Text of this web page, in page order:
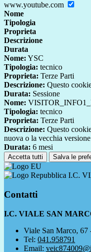
www.youtube.com
Nome
Tipologia
Proprieta
Descrizione
Durata
Nome: YSC
Tipologia: tecnico
Proprieta: Terze Parti
Descrizione: Questo
Durata: Sessione
Nome:
Tipologia: tecnico
Proprieta: Terze Parti
Descrizione: Questo
nuova o la vecchia
Durata: 6 mesi
Accetta tutti Salva le
I.C.
Contatti
I.C. VIALE SAN
Viale San Marco,
Tel: 041.958791
Email: